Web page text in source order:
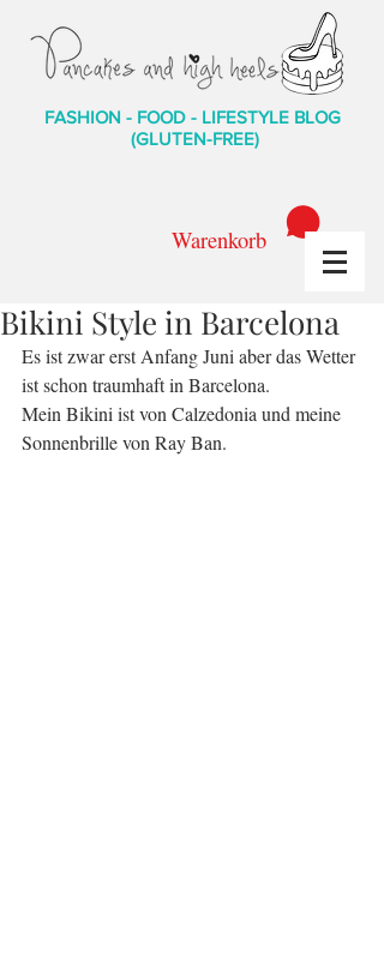
FASHION - FOOD - LIFESTYLE BLOG
(GLUTEN-FREE)
Warenkorb
Bikini Style in Barcelona
Es ist zwar erst Anfang Juni aber das Wetter
ist schon traumhaft in Barcelona.
Mein Bikini ist von Calzedonia und meine
Sonnenbrille von Ray Ban.